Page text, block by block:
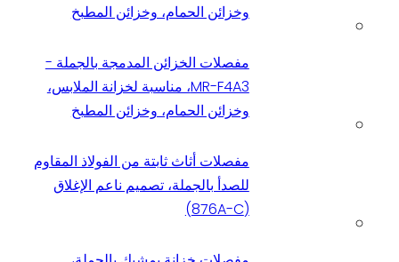
وخزائن الحمام، وخزائن المطبخ
مفصلات الخزائن المدمجة بالجملة -
MR-F4A3، مناسبة لخزانة الملابس،
وخزائن الحمام، وخزائن المطبخ
مفصلات أثاث ثابتة من الفولاذ المقاوم
للصدأ بالجملة، تصميم ناعم الإغلاق
(876A-C)